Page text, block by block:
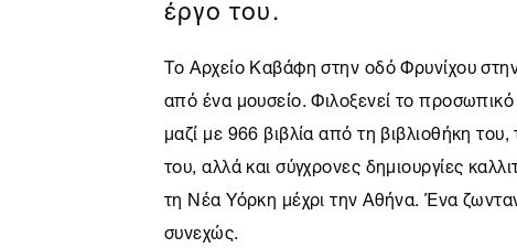
ΤοΑρχείο Καβάφηστην οδό Φρυνίχου
από ένα μουσείο. Φιλοξενεί το
μαζί με 966 βιβλία από τη βιβλιοθήκη
του, αλλά και σύγχρονες δημιουργίες
τη Νέα Υόρκη μέχρι τηνΑθήνα. Ένα
συνεχώς.